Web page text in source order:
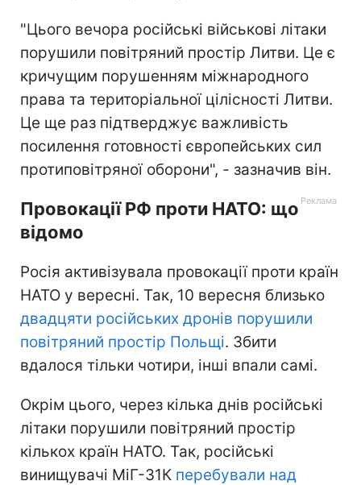
"Цього вечора російські військові літаки
порушили повітряний простір Литви. Це є
кричущим порушенням міжнародного
права та територіальної цілісності Литви.
Це ще раз підтверджує важливість
посилення готовності європейських сил
протиповітряної оборони", - зазначив він.
Провокації РФ проти НАТО: що
відомо
Росія активізувала провокації проти країн
НАТО у вересні. Так, 10 вересня близько
двадцяти російських дронів порушили
повітряний простір Польщі. Збити
вдалося тільки чотири, інші впали самі.
Окрім цього, через кілька днів російські
літаки порушили повітряний простір
кількох країн НАТО. Так, російські
винищувачі МіГ-31К перебували над